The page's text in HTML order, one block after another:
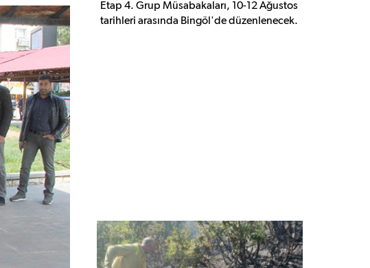
Etap 4. Grup Müsabakaları, 10-12 Ağustos
tarihleri arasında Bingöl'de düzenlenecek.